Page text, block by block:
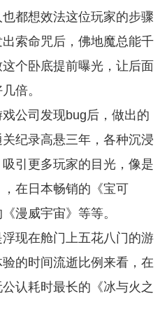
都想效法这位玩家的步骤
索命咒后，佛地魔总能千
个卧底提前曝光，让后面
倍。
公司发现bug后，做出的
纪录高悬三年，各种沉浸
引更多玩家的目光，像是
在日本畅销的《宝可
漫威宇宙》等等。
现在舱门上五花八门的游
的时间流逝比例来看，在
认耗时最长的《冰与火之